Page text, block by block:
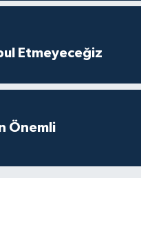
Etmeyeceğiz
Önemli